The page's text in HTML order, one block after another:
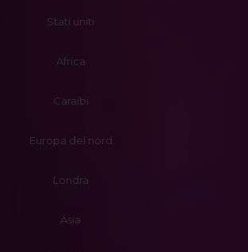
Stati uniti
Africa
Caraibi
Europa del nord
Londra
Asia